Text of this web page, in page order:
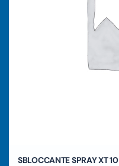
SBLOCCANTE SPRAY XT 10